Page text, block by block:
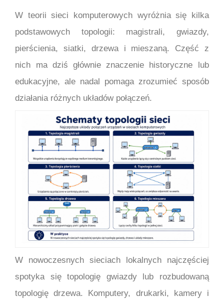
W teorii sieci komputerowych wyróżnia się kilka
podstawowych topologii: magistrali, gwiazdy,
pierścienia, siatki, drzewa i mieszaną. Część z
nich ma dziś głównie znaczenie historyczne lub
edukacyjne, ale nadal pomaga zrozumieć sposób
działania różnych układów połączeń.
W nowoczesnych sieciach lokalnych najczęściej
spotyka się topologię gwiazdy lub rozbudowaną
topologię drzewa. Komputery, drukarki, kamery i